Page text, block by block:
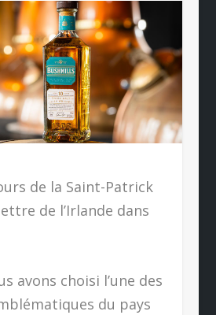
de la Saint-Patrick
de l’Irlande dans
avons choisi l’une des
du pays